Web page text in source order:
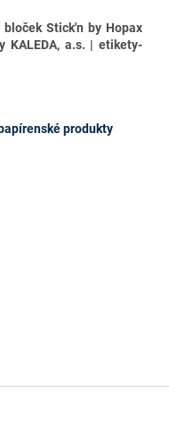
Stick'n by Hopax
KALEDA, a.s. | etikety-
produkty